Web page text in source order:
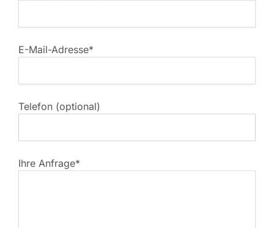
E-Mail-Adresse*
Telefon (optional)
Ihre Anfrage*